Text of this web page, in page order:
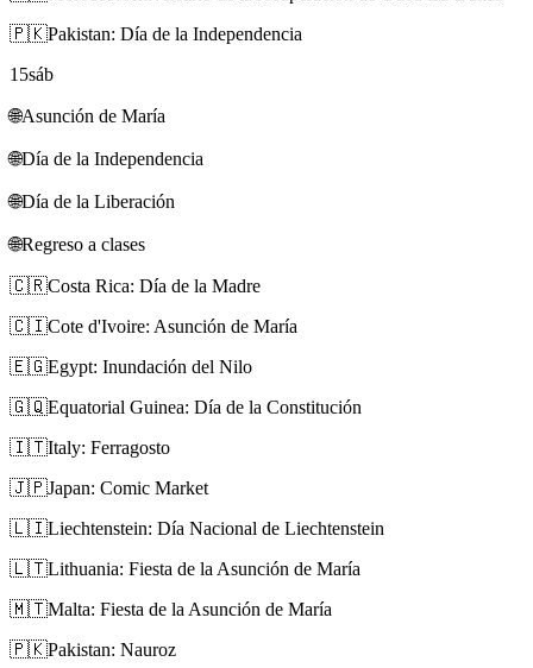
🇵🇰Pakistan: Día de la Independencia
15sáb
🌐Asunción de María
🌐Día de la Independencia
🌐Día de la Liberación
🌐Regreso a clases
🇨🇷Costa Rica: Día de la Madre
🇨🇮Cote d'Ivoire: Asunción de María
🇪🇬Egypt: Inundación del Nilo
🇬🇶Equatorial Guinea: Día de la Constitución
🇮🇹Italy: Ferragosto
🇯🇵Japan: Comic Market
🇱🇮Liechtenstein: Día Nacional de Liechtenstein
🇱🇹Lithuania: Fiesta de la Asunción de María
🇲🇹Malta: Fiesta de la Asunción de María
🇵🇰Pakistan: Nauroz